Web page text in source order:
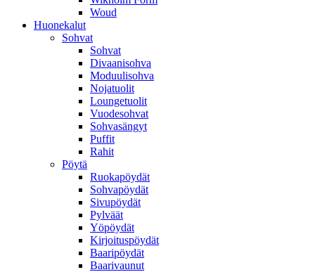
Woud
Huonekalut
Sohvat
Sohvat
Divaanisohva
Moduulisohva
Nojatuolit
Loungetuolit
Vuodesohvat
Sohvasängyt
Puffit
Rahit
Pöytä
Ruokapöydät
Sohvapöydät
Sivupöydät
Pylväät
Yöpöydät
Kirjoituspöydät
Baaripöydät
Baarivaunut